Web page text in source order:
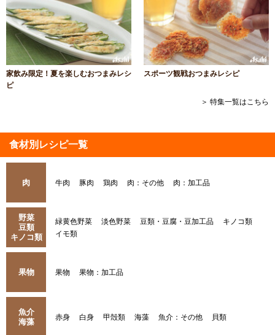
家飲み限定！夏を楽しむおつまみレシ
ピ
スポーツ観戦おつまみレシピ
＞ 特集一覧はこちら
食材別レシピ一覧
肉 牛肉 豚肉 鶏肉 肉：その他 肉：加工品
野菜
豆類
キノコ類
緑黄色野菜 淡色野菜 豆類・豆腐・豆加工品
キノコ類
イモ類
果物 果物 果物：加工品
魚介
海藻
赤身 白身 甲殻類 海藻 魚介：その他 貝類